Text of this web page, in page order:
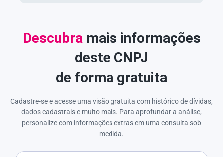
Descubra mais informações
deste CNPJ
de forma gratuita
Cadastre-se e acesse uma visão gratuita com histórico de dívidas,
dados cadastrais e muito mais. Para aprofundar a análise,
personalize com informações extras em uma consulta sob
medida.